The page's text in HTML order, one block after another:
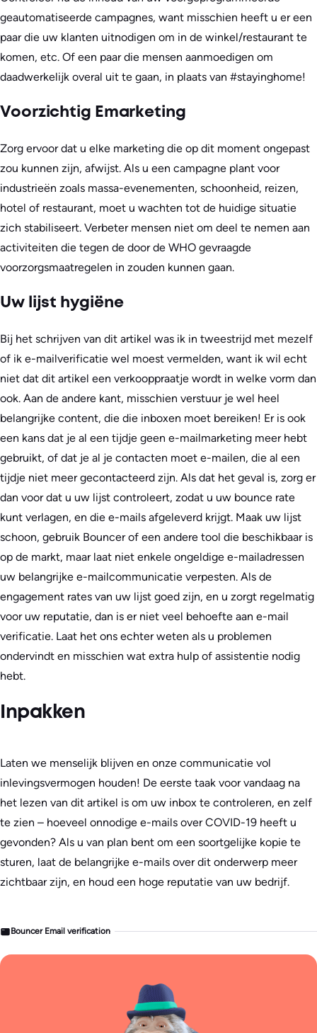
geautomatiseerde campagnes, want misschien heeft u er een
paar die uw klanten uitnodigen om in de winkel/restaurant te
komen, etc. Of een paar die mensen aanmoedigen om
daadwerkelijk overal uit te gaan, in plaats van #stayinghome!
Voorzichtig Emarketing
Zorg ervoor dat u elke marketing die op dit moment ongepast
zou kunnen zijn, afwijst. Als u een campagne plant voor
industrieën zoals massa-evenementen, schoonheid, reizen,
hotel of restaurant, moet u wachten tot de huidige situatie
zich stabiliseert. Verbeter mensen niet om deel te nemen aan
activiteiten die tegen de door de WHO gevraagde
voorzorgsmaatregelen in zouden kunnen gaan.
Uw lijst hygiëne
Bij het schrijven van dit artikel was ik in tweestrijd met mezelf
of ik e-mailverificatie wel moest vermelden, want ik wil echt
niet dat dit artikel een verkooppraatje wordt in welke vorm dan
ook. Aan de andere kant, misschien verstuur je wel heel
belangrijke content, die die inboxen moet bereiken! Er is ook
een kans dat je al een tijdje geen e-mailmarketing meer hebt
gebruikt, of dat je al je contacten moet e-mailen, die al een
tijdje niet meer gecontacteerd zijn. Als dat het geval is, zorg er
dan voor dat u uw lijst controleert, zodat u uw bounce rate
kunt verlagen, en die e-mails afgeleverd krijgt. Maak uw lijst
schoon, gebruik Bouncer of een andere tool die beschikbaar is
op de markt, maar laat niet enkele ongeldige e-mailadressen
uw belangrijke e-mailcommunicatie verpesten. Als de
engagement rates van uw lijst goed zijn, en u zorgt regelmatig
voor uw reputatie, dan is er niet veel behoefte aan e-mail
verificatie. Laat het ons echter weten als u problemen
ondervindt en misschien wat extra hulp of assistentie nodig
hebt.
Inpakken
Laten we menselijk blijven en onze communicatie vol
inlevingsvermogen houden! De eerste taak voor vandaag na
het lezen van dit artikel is om uw inbox te controleren, en zelf
te zien – hoeveel onnodige e-mails over COVID-19 heeft u
gevonden? Als u van plan bent om een soortgelijke kopie te
sturen, laat de belangrijke e-mails over dit onderwerp meer
zichtbaar zijn, en houd een hoge reputatie van uw bedrijf.
Bouncer Email verification